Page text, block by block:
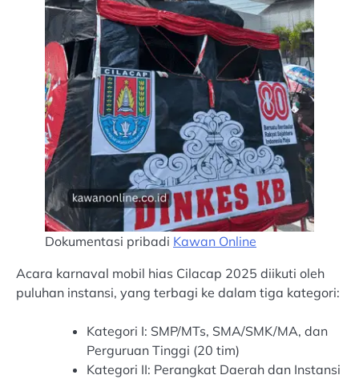
Dokumentasi pribadi Kawan Online
Acara karnaval mobil hias Cilacap 2025 diikuti oleh
puluhan instansi, yang terbagi ke dalam tiga kategori:
Kategori I: SMP/MTs, SMA/SMK/MA, dan
Perguruan Tinggi (20 tim)
Kategori II: Perangkat Daerah dan Instansi